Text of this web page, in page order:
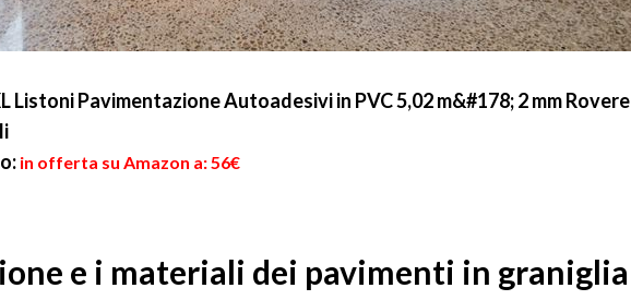
Listoni Pavimentazione Autoadesivi in PVC 5,02 m&#178; 2 mm Rovere
in offerta su Amazon a: 56€
e i materiali dei pavimenti in graniglia